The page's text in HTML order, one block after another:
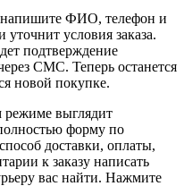
напишите ФИО, телефон и
условия заказа.
подтверждение
СМС. Теперь останется
новой покупке.
режиме выглядит
форму по
доставки, оплаты,
к заказу написать
вас найти. Нажмите